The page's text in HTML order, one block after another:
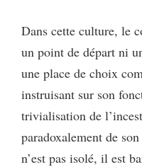
Dans cette culture, le
un point de départ ni
une place de choix
instruisant sur son
trivialisation de
paradoxalement de
n’est pas isolé, il est